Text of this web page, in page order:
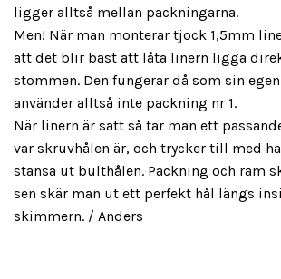
ligger alltså mellan packningarna.
Men! När man monterar tjock 1,5mm
att det blir bäst att låta linern ligga
stommen. Den fungerar då som sin
använder alltså inte packning nr 1.
När linern är satt så tar man ett
var skruvhålen är, och trycker till med
stansa ut bulthålen. Packning och ram
sen skär man ut ett perfekt hål längs
skimmern. / Anders